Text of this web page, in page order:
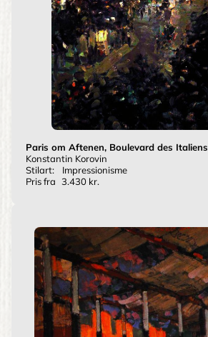
Paris om Aftenen, Boulevard des Italiens
Konstantin Korovin
Stilart:
Impressionisme
Pris fra 3.430 kr.